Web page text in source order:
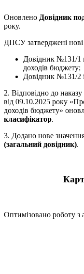
Оновлено Довідник
року.
ДПСУ затверджені нові
Довідник №131/1
доходів бюджету;
Довідник №131/2
2. Відповідно до
від 09.10.2025 року
доходів бюджету»
класифікатор.
3. Додано нове
(загальний довідник).
Оптимізовано роботу з